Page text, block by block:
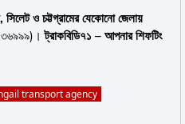
সিলেট ও চট্টগ্রামের যেকোনো জেলায়
ট্রাকবিডি৭১ – আপনার শিফটিং
transport agency